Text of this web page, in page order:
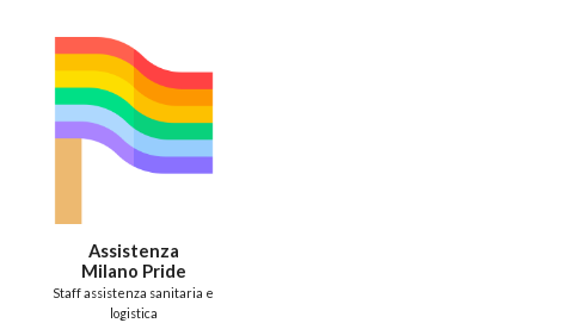
Assistenza
Milano Pride
Staff assistenza sanitaria e
logistica